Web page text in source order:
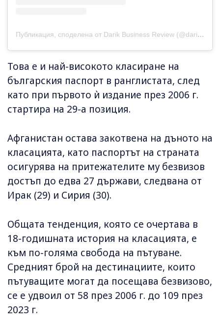
Публикация, споделена от Darik Business Review (@darikbusinessreview)
Това е и най-високото класиране на
българския паспорт в ранглистата, след
като при първото ѝ издание през 2006 г.
стартира на 29-а позиция.
Афганистан остава закотвена на дъното на
класацията, като паспортът на страната
осигурява на притежателите му безвизов
достъп до едва 27 държави, следвана от
Ирак (29) и Сирия (30).
Общата тенденция, която се очертава в
18-годишната история на класацията, е
към по-голяма свобода на пътуване.
Средният брой на дестинациите, които
пътуващите могат да посещава безвизово,
се е удвоил от 58 през 2006 г. до 109 през
2023 г.